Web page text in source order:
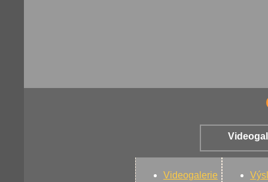
Videogalerie